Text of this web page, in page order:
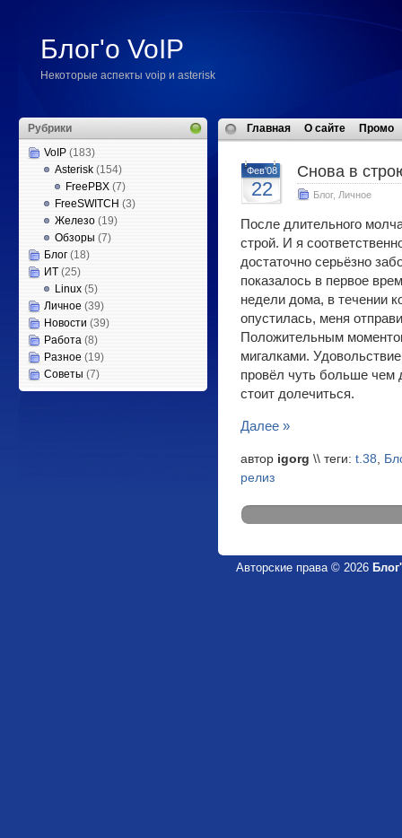
Блог'о VoIP
Некоторые аспекты voip и asterisk
Рубрики
VoIP (183)
Asterisk (154)
FreePBX (7)
FreeSWITCH (3)
Железо (19)
Обзоры (7)
Блог (18)
ИТ (25)
Linux (5)
Личное (39)
Новости (39)
Работа (8)
Разное (19)
Советы (7)
Главная О сайте Промо
Фев'08
22
Снова в
Блог, Личное
После длительного
строй. И я
достаточно серьёзно
показалось в первое
недели дома, в течении
опустилась, меня
Положительным
мигалками.
провёл чуть больше чем
стоит долечиться.
Далее »
автор igorg \\ теги: t.38,
релиз
Авторские права © 2026